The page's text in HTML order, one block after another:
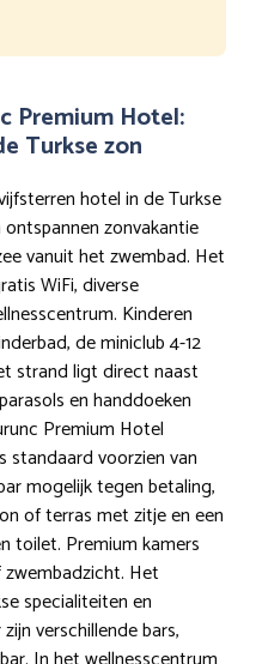
Premium Hotel:
Turkse zon
hotel in de Turkse
zonvakantie
vanuit het zwembad. Het
WiFi, diverse
Kinderen
de miniclub 4-12
strand ligt direct naast
en handdoeken
Premium Hotel
standaard voorzien van
mogelijk tegen betaling,
of terras met zitje en een
toilet. Premium kamers
Het
specialiteiten en
verschillende bars,